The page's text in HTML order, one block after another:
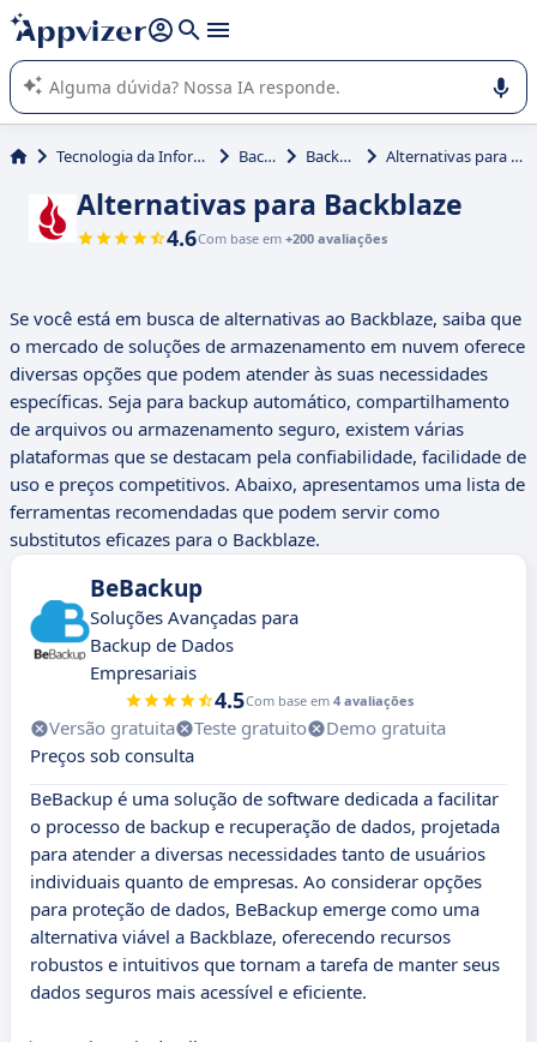
de nossa IA (várias linhas com
A IA do Appvizer o orienta no uso ou na seleção de software
SaaS para sua empresa.
Tecnologia da Informação (TI) Backup Backblaze Alternativas para Backblaze
Alternativas para Backblaze
4.6Com base em +200 avaliações
Se você está em busca de alternativas ao Backblaze, saiba que
o mercado de soluções de armazenamento em nuvem oferece
diversas opções que podem atender às suas necessidades
específicas. Seja para backup automático, compartilhamento
de arquivos ou armazenamento seguro, existem várias
plataformas que se destacam pela confiabilidade, facilidade de
uso e preços competitivos. Abaixo, apresentamos uma lista de
ferramentas recomendadas que podem servir como
substitutos eficazes para o Backblaze.
BeBackup
Soluções Avançadas para
Backup de Dados
Empresariais
4.5Com base em 4 avaliações
Versão gratuita Teste gratuito
Demo gratuita
Preços sob consulta
BeBackup é uma solução de software dedicada a facilitar
o processo de backup e recuperação de dados, projetada
para atender a diversas necessidades tanto de usuários
individuais quanto de empresas. Ao considerar opções
para proteção de dados, BeBackup emerge como uma
alternativa viável a Backblaze, oferecendo recursos
robustos e intuitivos que tornam a tarefa de manter seus
dados seguros mais acessível e eficiente.